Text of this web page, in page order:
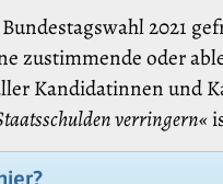
2021
zustimmende oder
Kandidatinnen und
verringern«